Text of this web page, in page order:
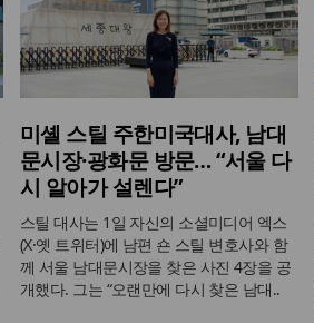
미셸 스틸 주한미국대사, 남대
문시장·광화문 방문… “서울 다
시 알아가 설렌다”
스틸 대사는 1일 자신의 소셜미디어 엑스
(X·옛 트위터)에 남편 숀 스틸 변호사와 함
께 서울 남대문시장을 찾은 사진 4장을 공
개했다. 그는 “오랜만에 다시 찾은 남대..